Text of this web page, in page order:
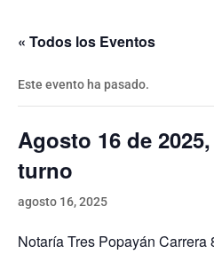
« Todos los Eventos
Este evento ha pasado.
Agosto 16 de
turno
agosto 16, 2025
Notaría Tres Popayán Carrera